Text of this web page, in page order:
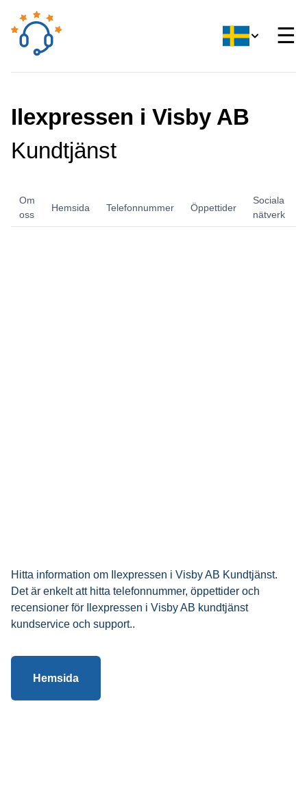
☰
Ilexpressen i Visby AB
Kundtjänst
Om
oss
Hemsida Telefonnummer Öppettider
Sociala
nätverk
Hitta information om Ilexpressen i Visby AB Kundtjänst.
Det är enkelt att hitta telefonnummer, öppettider och
recensioner för Ilexpressen i Visby AB kundtjänst
kundservice och support..
Hemsida